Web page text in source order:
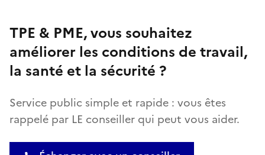
TPE & PME, vous souhaitez
améliorer les conditions de travail,
la santé et la sécurité ?
Service public simple et rapide : vous êtes
rappelé par LE conseiller qui peut vous aider.